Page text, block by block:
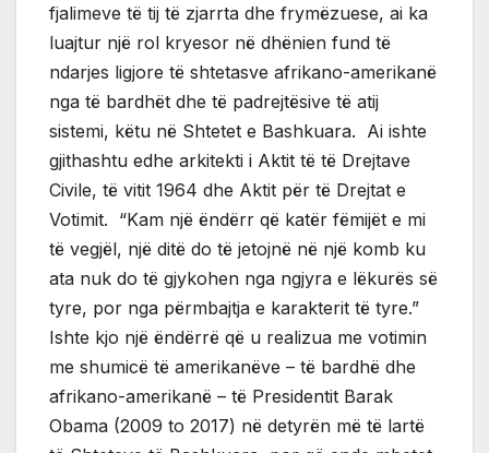
fjalimeve të tij të zjarrta dhe frymëzuese, ai ka
luajtur një rol kryesor në dhënien fund të
ndarjes ligjore të shtetasve afrikano-amerikanë
nga të bardhët dhe të padrejtësive të atij
sistemi, këtu në Shtetet e Bashkuara. Ai ishte
gjithashtu edhe arkitekti i Aktit të të Drejtave
Civile, të vitit 1964 dhe Aktit për të Drejtat e
Votimit. “Kam një ëndërr që katër fëmijët e mi
të vegjël, një ditë do të jetojnë në një komb ku
ata nuk do të gjykohen nga ngjyra e lëkurës së
tyre, por nga përmbajtja e karakterit të tyre.”
Ishte kjo një ëndërrë që u realizua me votimin
me shumicë të amerikanëve – të bardhë dhe
afrikano-amerikanë – të Presidentit Barak
Obama (2009 to 2017) në detyrën më të lartë